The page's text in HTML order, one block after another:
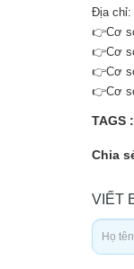
Địa chỉ:
👉Cơ
👉Cơ
👉Cơ
👉Cơ
TAGS :
Chia
VIẾT